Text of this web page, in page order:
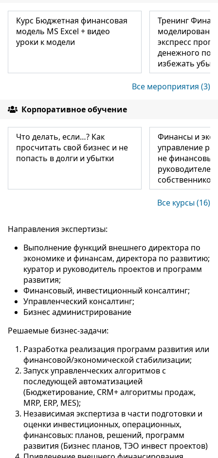
Курс Бюджетная финансовая
модель MS Excel + видео
уроки к модели
Тренинг
экспресс
денежного
избежать
Все мероприятия (3)
Корпоративное обучение
Что делать, если…? Как
просчитать свой бизнес и не
попасть в долги и убытки
Финансы и
управление
не финансовых
руководителей
собственников
Все курсы (16)
Направления экспертизы:
Выполнение функций внешнего директора по
экономике и финансам, директора по развитию;
куратор и руководитель проектов и программ
развития;
Финансовый, инвестиционный консалтинг;
Управленческий консалтинг;
Бизнес администрирование
Решаемые бизнес-задачи:
Разработка реализация программ развития или
финансовой/экономической стабилизации;
Запуск управленческих алгоритмов с
последующей автоматизацией
(Бюджетирование, CRM+ алгоритмы продаж,
MRP, ERP, MES);
Независимая экспертиза в части подготовки и
оценки инвестиционных, операционных,
финансовых: планов, решений, программ
развития (Бизнес планов, ТЭО инвест проектов)